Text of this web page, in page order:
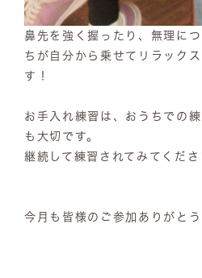
鼻先を強く握ったり、無理に
ちが自分から乗せてリラック
す！
お手入れ練習は、おうちでの
も大切です。
継続して練習されてみてくだ
今月も皆様のご参加ありがとう